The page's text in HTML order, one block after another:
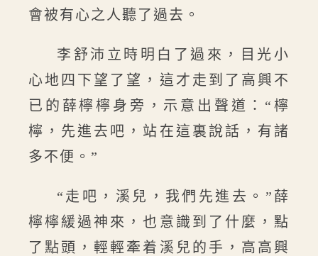
會被有心之人聽了過去。
李舒沛立時明白了過來，目光小
心地四下望了望，這才走到了高興不
已的薛檸檸身旁，示意出聲道：“檸
檸，先進去吧，站在這裏說話，有諸
多不便。”
“走吧，溪兒，我們先進去。”薛
檸檸緩過神來，也意識到了什麼，點
了點頭，輕輕牽着溪兒的手，高高興